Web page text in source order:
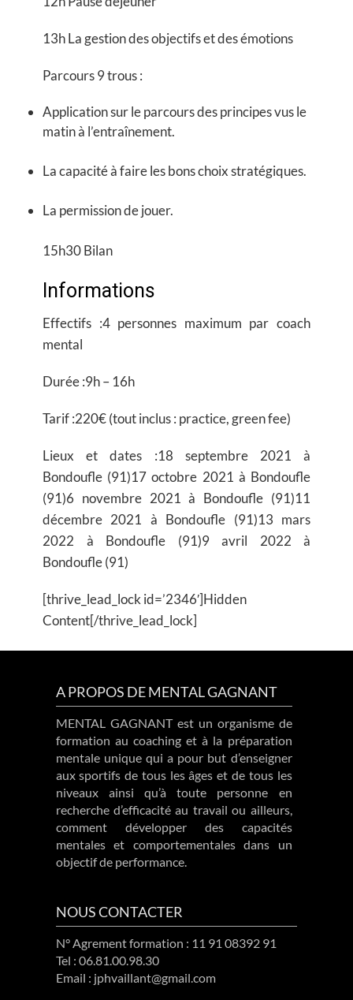
13hLa gestion des objectifs et des émotions
Parcours 9 trous :
Application sur le parcours des principes vus le
matin à l’entraînement.
La capacité à faire les bons choix stratégiques.
La permission de jouer.
15h30Bilan
Informations
Effectifs :4 personnes maximum par coach
mental
Durée :9h – 16h
Tarif :220€ (tout inclus : practice, green fee)
Lieux et dates :18 septembre 2021 à
Bondoufle (91)17 octobre 2021 à Bondoufle
(91)6 novembre 2021 à Bondoufle (91)11
décembre 2021 à Bondoufle (91)13 mars
2022 à Bondoufle (91)9 avril 2022 à
Bondoufle (91)
[thrive_lead_lock id=’2346′]Hidden
Content[/thrive_lead_lock]
A PROPOS DE MENTAL GAGNANT
MENTAL GAGNANT est un organisme de
formation au coaching et à la préparation
mentale unique qui a pour but d’enseigner
aux sportifs de tous les âges et de tous les
niveaux ainsi qu’à toute personne en
recherche d’efficacité au travail ou ailleurs,
comment développer des capacités
mentales et comportementales dans un
objectif de performance.
NOUS CONTACTER
N° Agrement formation : 11 91 08392 91
Tel : 06.81.00.98.30
Email : jphvaillant@gmail.com